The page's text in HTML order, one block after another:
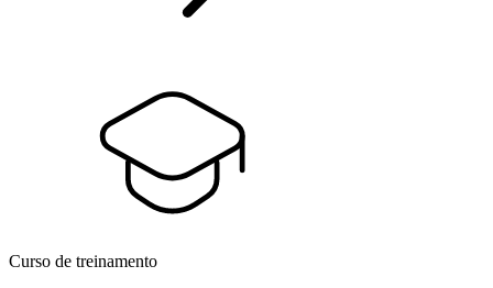
Curso de treinamento